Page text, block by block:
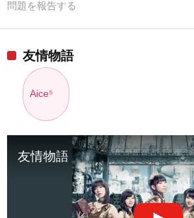
問題を報告する
友情物語
Aice⁵
友情物語